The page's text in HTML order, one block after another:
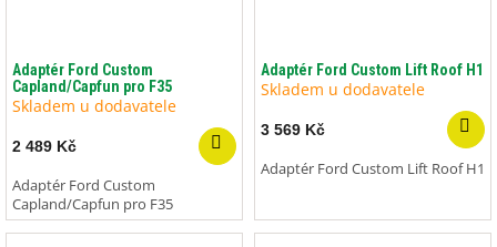
Adaptér Ford Custom
Capland/Capfun pro F35
Skladem u dodavatele
2 489 Kč
Adaptér Ford Custom
Capland/Capfun pro F35
Adaptér Ford Custom Lift Roof H1
Skladem u dodavatele
3 569 Kč
Adaptér Ford Custom Lift Roof H1